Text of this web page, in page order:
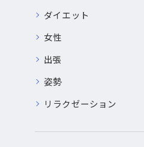
ダイエット
女性
出張
姿勢
リラクゼーション